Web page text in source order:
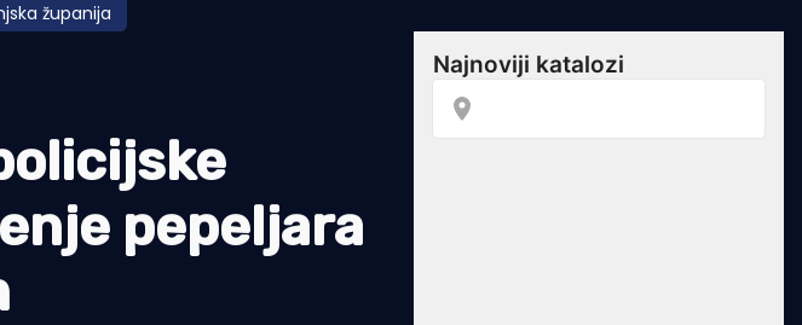
županija
pepeljara